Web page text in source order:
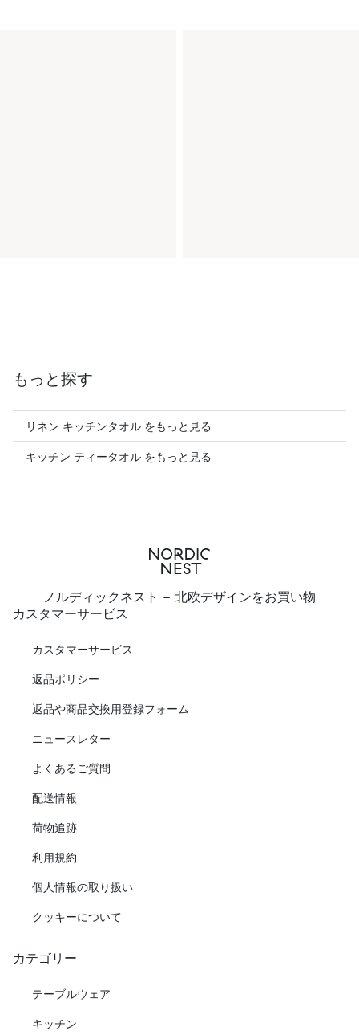
もっと探す
リネン キッチンタオル をもっと見る
キッチン ティータオル をもっと見る
ノルディックネスト - 北欧デザインをお買い物
カスタマーサービス
カスタマーサービス
返品ポリシー
返品や商品交換用登録フォーム
ニュースレター
よくあるご質問
配送情報
荷物追跡
利用規約
個人情報の取り扱い
クッキーについて
カテゴリー
テーブルウェア
キッチン